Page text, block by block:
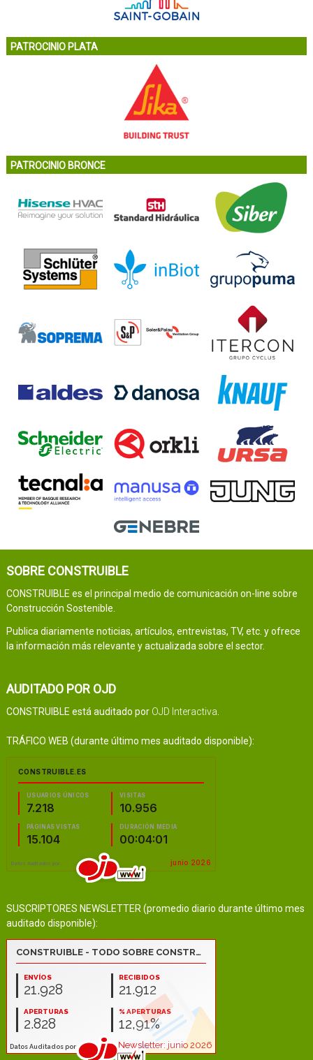
PATROCINIO PLATA
PATROCINIO BRONCE
SOBRE CONSTRUIBLE
CONSTRUIBLE es el principal medio de comunicación on-line sobre
Construcción Sostenible.
Publica diariamente noticias, artículos, entrevistas, TV, etc. y ofrece
la información más relevante y actualizada sobre el sector.
AUDITADO POR OJD
CONSTRUIBLE está auditado por OJD Interactiva
TRÁFICO WEB (durante último mes auditado disponible):
SUSCRIPTORES NEWSLETTER (promedio diario durante último mes
auditado disponible):